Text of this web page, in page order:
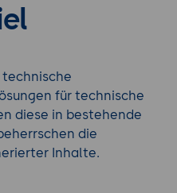
für technische
diese in bestehende
die
Inhalte.